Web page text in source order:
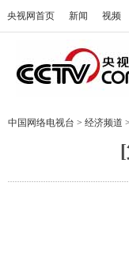
央视网首页 新闻 视频
中国网络电视台 > 经济频道 >